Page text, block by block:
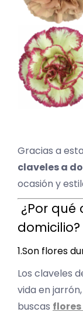
Gracias a
claveles a
ocasión y
¿Por
domicilio?
1.Son flores
Los claveles
vida en
buscas